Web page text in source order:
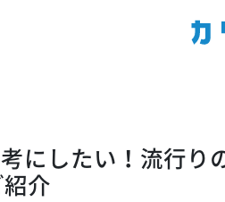
考にしたい！流行り
介